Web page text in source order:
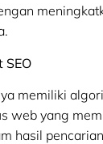
memiliki
web yang
hasil